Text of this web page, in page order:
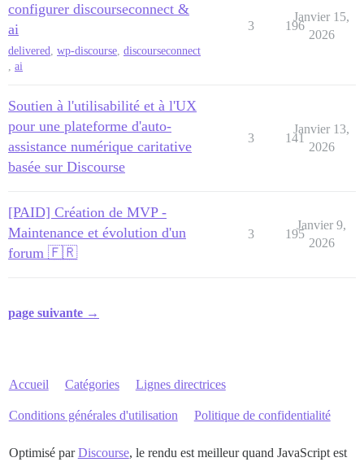
configurer discourseconnect &
ai
delivered, wp-discourse, discourseconnect
, ai
3 196
Janvier 15,
2026
Soutien à l'utilisabilité et à l'UX
pour une plateforme d'auto-
assistance numérique caritative
basée sur Discourse
3 141
Janvier 13,
2026
[PAID] Création de MVP -
Maintenance et évolution d'un
forum 🇫🇷
3 195
Janvier 9,
2026
page suivante →
Accueil Catégories Lignes directrices
Conditions générales d'utilisation Politique de confidentialité
Optimisé parDiscourse, le rendu est meilleur quand JavaScript est